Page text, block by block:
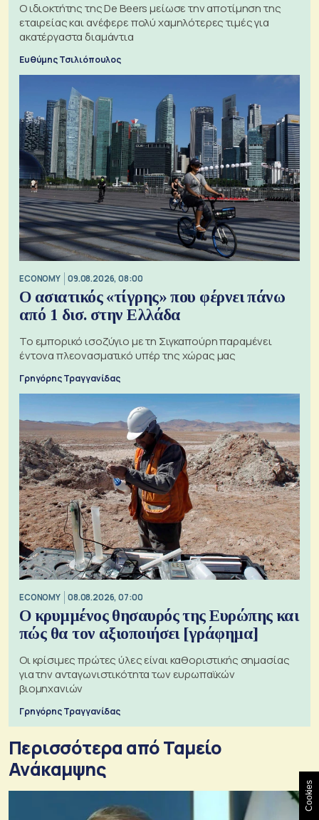
Ο ιδιοκτήτης της De Beers μείωσε την αποτίμηση της
εταιρείας και ανέφερε πολύ χαμηλότερες τιμές για
ακατέργαστα διαμάντια
Ευθύμης Τσιλιόπουλος
ECONOMY 09.08.2026, 08:00
Ο ασιατικός «τίγρης» που φέρνει πάνω
από 1 δισ. στην Ελλάδα
Το εμπορικό ισοζύγιο με τη Σιγκαπούρη παραμένει
έντονα πλεονασματικό υπέρ της χώρας μας
Γρηγόρης Τραγγανίδας
ECONOMY 08.08.2026, 07:00
Ο κρυμμένος θησαυρός της Ευρώπης και
πώς θα τον αξιοποιήσει [γράφημα]
Οι κρίσιμες πρώτες ύλες είναι καθοριστικής σημασίας
για την ανταγωνιστικότητα των ευρωπαϊκών
βιομηχανιών
Γρηγόρης Τραγγανίδας
Περισσότερα από Ταμείο
Ανάκαμψης
Cookies